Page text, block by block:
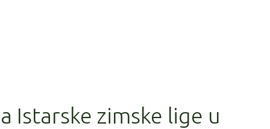
Istarske zimske lige u